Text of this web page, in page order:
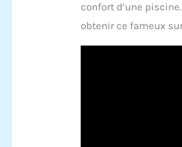
confort d’une
obtenir ce fameux